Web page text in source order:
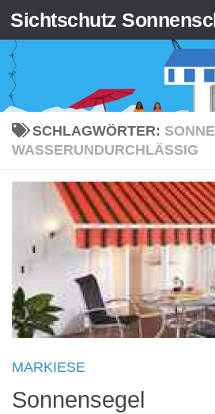
Zum Inhalt springen
Sichtschutz
SCHLAGWÖRTER:
WASSERUNDURCHLÄSSIG
MARKIESE
Sonnensegel